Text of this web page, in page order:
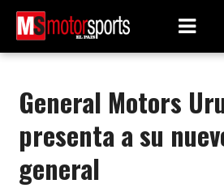
General Motors
presenta a su
general